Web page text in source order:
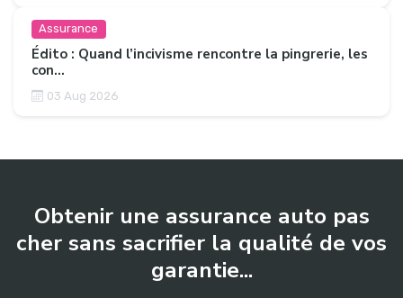
Assurance
Édito : Quand l’incivisme rencontre la pingrerie, les
con...
03 Aug 2026
Obtenir une assurance auto pas
cher sans sacrifier la qualité de vos
garantie...